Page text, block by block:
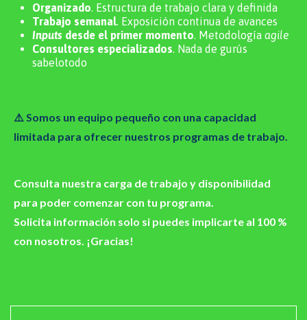
Organizado. Estructura de trabajo clara y definida
Trabajo semanal. Exposición continua de avances
Inputs desde el primer momento. Metodología agile
Consultores especializados. Nada de gurús
sabelotodo
⚠️ Somos un equipo pequeño con una capacidad
limitada para ofrecer nuestros programas de trabajo.
Consulta nuestra carga de trabajo y disponibilidad
para poder comenzar con tu programa.
Solicita información solo si puedes implicarte al 100 %
con nosotros. ¡Gracias!